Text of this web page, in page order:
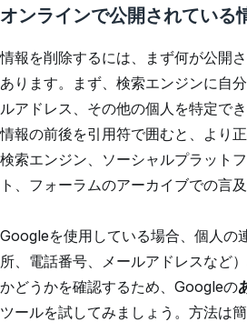
オンラインで公開されている
情報を削除するには、まず何が公開
あります。まず、検索エンジンに自
ルアドレス、その他の個人を特定で
情報の前後を引用符で囲むと、より
検索エンジン、ソーシャルプラット
ト、フォーラムのアーカイブでの言
Googleを使用している場合、個人の
所、電話番号、メールアドレスなど
かどうかを確認するため、Googleの
ツールを試してみましょう。方法は簡